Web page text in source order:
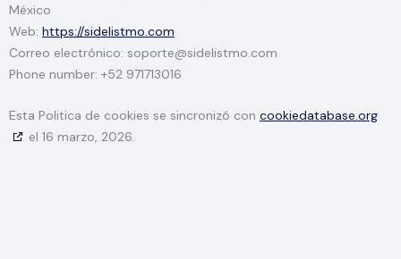
México
Web: https://sidelistmo.com
Correo electrónico: soporte@sidelistmo.com
Phone number: +52 971713016
Esta Politica de cookies se sincronizó con cookiedatabase.org
el 16 marzo, 2026.